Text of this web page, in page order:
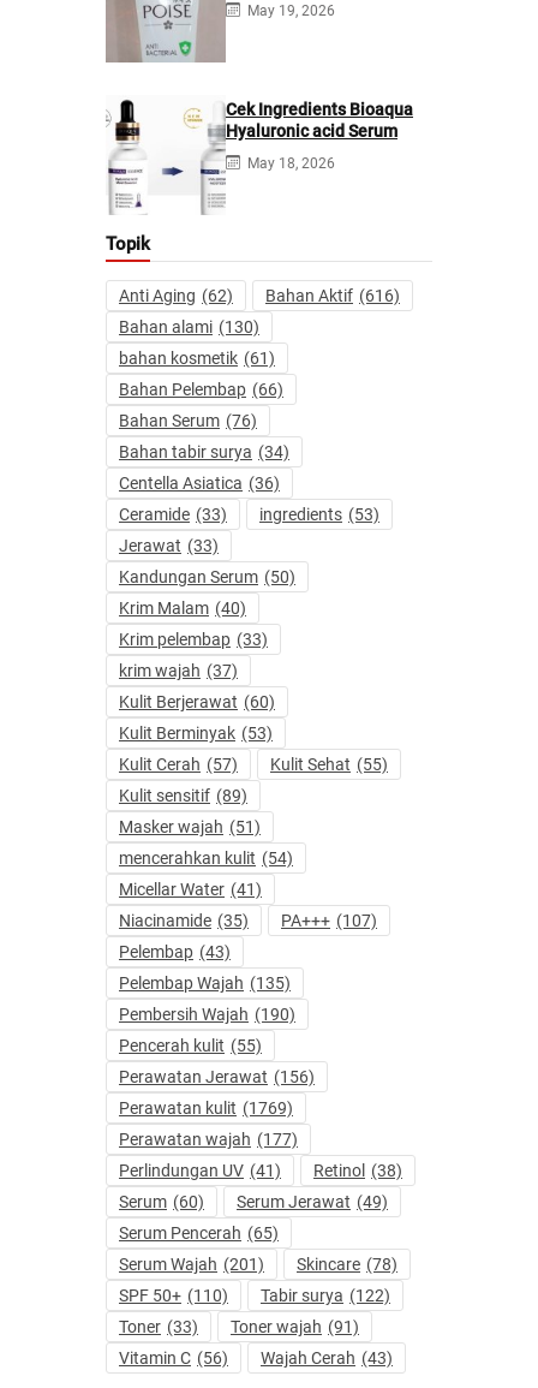
May 19, 2026
Cek Ingredients Bioaqua
Hyaluronic acid Serum
May 18, 2026
Topik
Anti Aging (62) Bahan Aktif (616)
Bahan alami (130)
bahan kosmetik (61)
Bahan Pelembap (66)
Bahan Serum (76)
Bahan tabir surya (34)
Centella Asiatica (36)
Ceramide (33) ingredients (53)
Jerawat (33)
Kandungan Serum (50)
Krim Malam (40)
Krim pelembap (33)
krim wajah (37)
Kulit Berjerawat (60)
Kulit Berminyak (53)
Kulit Cerah (57) Kulit Sehat (55)
Kulit sensitif (89)
Masker wajah (51)
mencerahkan kulit (54)
Micellar Water (41)
Niacinamide (35) PA+++ (107)
Pelembap (43)
Pelembap Wajah (135)
Pembersih Wajah (190)
Pencerah kulit (55)
Perawatan Jerawat (156)
Perawatan kulit (1769)
Perawatan wajah (177)
Perlindungan UV (41) Retinol (38)
Serum (60) Serum Jerawat (49)
Serum Pencerah (65)
Serum Wajah (201) Skincare (78)
SPF 50+ (110) Tabir surya (122)
Toner (33) Toner wajah (91)
Vitamin C (56) Wajah Cerah (43)